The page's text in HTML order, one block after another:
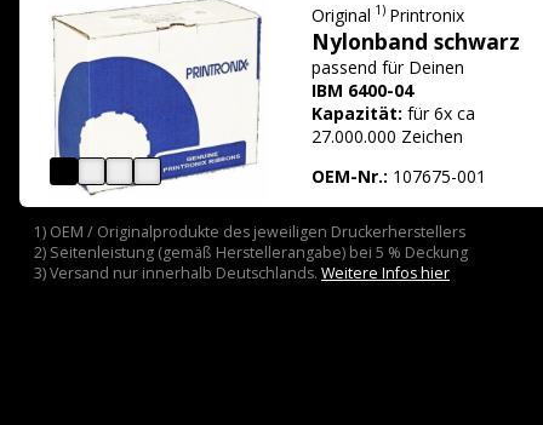
Original 1) Printronix
Nylonband schwarz
passend für Deinen
IBM 6400-04
Kapazität: für 6x ca
27.000.000 Zeichen
OEM-Nr.: 107675-001
1) OEM / Originalprodukte des jeweiligen Druckerherstellers
2) Seitenleistung (gemäß Herstellerangabe) bei 5 % Deckung
3) Versand nur innerhalb Deutschlands. Weitere Infos hier